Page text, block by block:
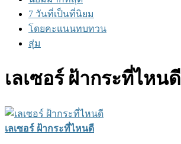
7 วันที่เป็นที่นิยม
โดยคะแนนทบทวน
สุ่ม
เลเซอร์ ฝ้ากระที่ไหนดี
เลเซอร์ ฝ้ากระที่ไหนดี